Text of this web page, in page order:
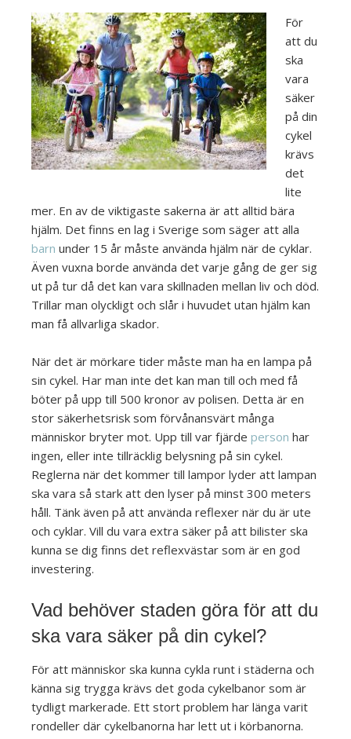
För
att du
ska
vara
säker
på din
cykel
krävs
det
lite
mer. En av de viktigaste sakerna är att alltid bära
hjälm. Det finns en lag i Sverige som säger att alla
barn under 15 år måste använda hjälm när de cyklar.
Även vuxna borde använda det varje gång de ger sig
ut på tur då det kan vara skillnaden mellan liv och död.
Trillar man olyckligt och slår i huvudet utan hjälm kan
man få allvarliga skador.
När det är mörkare tider måste man ha en lampa på
sin cykel. Har man inte det kan man till och med få
böter på upp till 500 kronor av polisen. Detta är en
stor säkerhetsrisk som förvånansvärt många
människor bryter mot. Upp till var fjärde person har
ingen, eller inte tillräcklig belysning på sin cykel.
Reglerna när det kommer till lampor lyder att lampan
ska vara så stark att den lyser på minst 300 meters
håll. Tänk även på att använda reflexer när du är ute
och cyklar. Vill du vara extra säker på att bilister ska
kunna se dig finns det reflexvästar som är en god
investering.
Vad behöver staden göra för att du
ska vara säker på din cykel?
För att människor ska kunna cykla runt i städerna och
känna sig trygga krävs det goda cykelbanor som är
tydligt markerade. Ett stort problem har länga varit
rondeller där cykelbanorna har lett ut i körbanorna.